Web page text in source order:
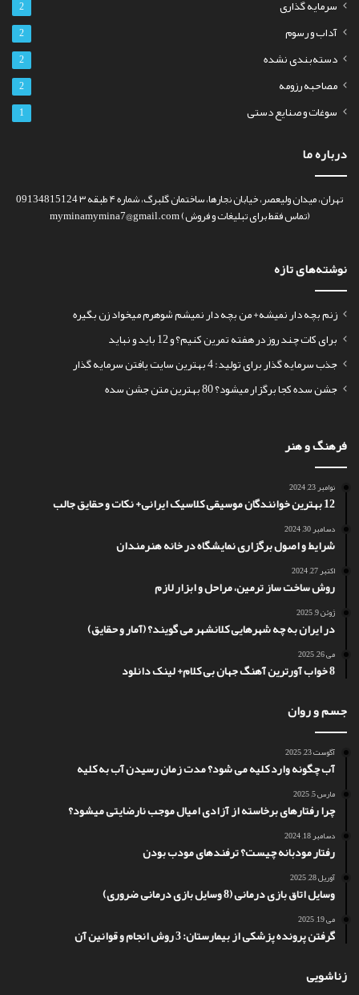
سرمایه گذاری 2
آداب و رسوم 2
دسته‌بندی نشده 2
مصاحبه رزومه 2
سوغات و صنایع دستی 1
درباره ما
تهران، میدان ولیعصر، خیابان نجارها، ساختمان گلبرگ، شماره ۴ طبقه ۳ 09134815124
(تماس فقط برای تبلیغات و فروش) myminamymina7@gmail.com
نوشته‌های تازه
زنم بچه دار نمیشه+ من بچه دار نمیشم شوهرم میخواد زن بگیره
برای کات چند روز در هفته تمرین کنیم؟ و 12 باید و نباید
جذب سرمایه گذار برای تولید: 4 بهترین سایت یافتن سرمایه گذار
جشن سده کجا برگزار میشود؟ 80 بهترین متن جشن سده
فرهنگ و هنر
نوامبر 23, 2024
12 بهترین خوانندگان موسیقی کلاسیک ایرانی+ نکات و حقایق جالب
دسامبر 30, 2024
شرایط و اصول برگزاری نمایشگاه در خانه هنرمندان
اکتبر 27, 2024
روش ساخت ساز ترمین، مراحل و ابزار لازم
ژوئن 9, 2025
در ایران به چه شهرهایی کلانشهر می گویند؟ (آمار و حقایق)
می 26, 2025
8 خواب آورترین آهنگ جهان بی کلام+ لینک دانلود
جسم و روان
آگوست 23, 2025
آب چگونه وارد کلیه می شود؟ مدت زمان رسیدن آب به کلیه
مارس 5, 2025
چرا رفتارهای برخاسته از آزادی امیال موجب نارضایتی میشود؟
دسامبر 18, 2024
رفتار مودبانه چیست؟ ترفندهای مودب بودن
آوریل 28, 2025
وسایل اتاق بازی درمانی (8 وسایل بازی درمانی ضروری)
می 19, 2025
گرفتن پرونده پزشکی از بیمارستان: 3 روش انجام و قوانین آن
زناشویی